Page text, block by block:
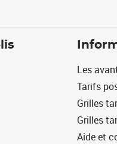
Les
Tarifs
Grilles
Grilles
Aide et